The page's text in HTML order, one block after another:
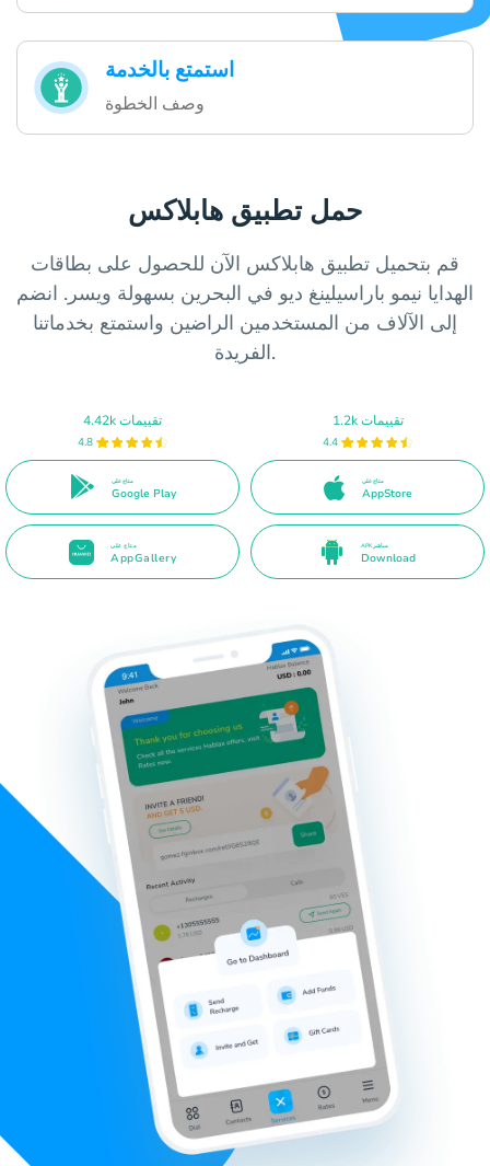
استمتع بالخدمة
وصف الخطوة
حمل تطبيق هابلاكس
قم بتحميل تطبيق هابلاكس الآن للحصول على بطاقات
الهدايا نيمو باراسيلينغ ديو في البحرين بسهولة ويسر. انضم
إلى الآلاف من المستخدمين الراضين واستمتع بخدماتنا
الفريدة.
4.42k تقييمات
4.8
متاح على
Google Play
1.2k تقييمات
4.4
متاح على
AppStore
متاح على
AppGallery
APK مباشر
Download